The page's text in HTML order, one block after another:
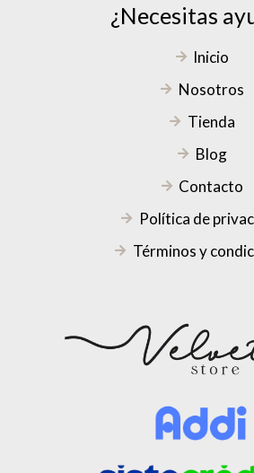
¿Necesitas
Inicio
Nosotros
Tienda
Blog
Contacto
Política de
Términos y